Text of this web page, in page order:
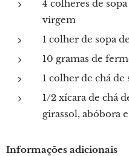
4 colheres de
virgem
1 colher de sopa
10 gramas de
1 colher de chá de
1/2 xícara de chá
girassol, abóbora
Informações adicionais